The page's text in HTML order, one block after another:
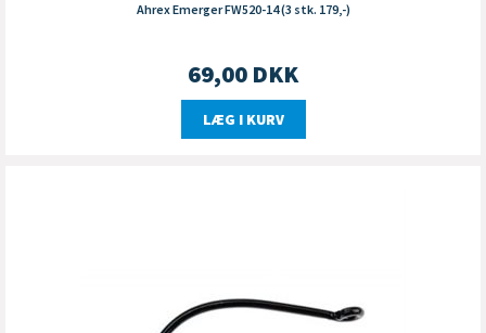
Ahrex Emerger FW520-14 (3 stk. 179,-)
69,00 DKK
LÆG I KURV